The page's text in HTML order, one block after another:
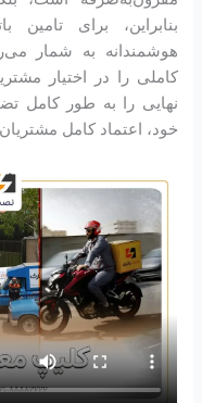
بنابراین، برای تامین
هوشمندانه به شمار
کاملی را در اختیار
نهایی را به طور کامل
خود، اعتماد کامل